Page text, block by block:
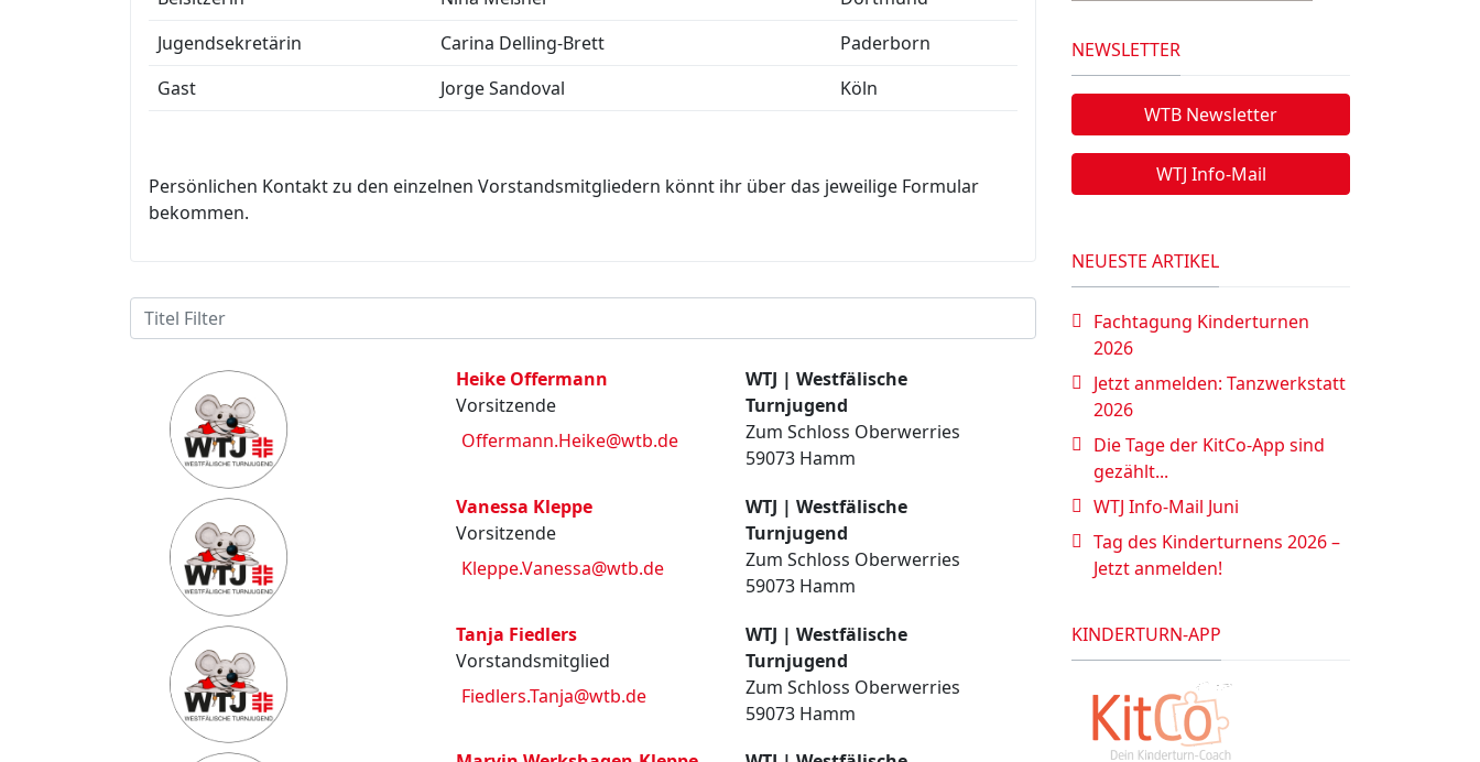
Jugendsekretärin
Carina Delling-Brett
Paderborn
Gast
Jorge Sandoval Köln
Persönlichen Kontakt zu den einzelnen Vorstandsmitgliedern könnt ihr über das jeweilige Formular
bekommen.
Heike Offermann
Vorsitzende
Offermann.Heike@wtb.de
WTJ | Westfälische
Turnjugend
Zum Schloss Oberwerries
59073 Hamm
Vanessa Kleppe
Vorsitzende
Kleppe.Vanessa@wtb.de
WTJ | Westfälische
Turnjugend
Zum Schloss Oberwerries
59073 Hamm
Tanja Fiedlers
Vorstandsmitglied
Fiedlers.Tanja@wtb.de
WTJ | Westfälische
Turnjugend
Zum Schloss Oberwerries
59073 Hamm
NEWSLETTER
WTB Newsletter
WTJ Info-Mail
NEUESTE ARTIKEL
Fachtagung Kinderturnen
2026
Jetzt anmelden: Tanzwerkstatt
2026
Die Tage der KitCo-App sind
gezählt...
WTJ Info-Mail Juni
Tag des Kinderturnens 2026 –
Jetzt anmelden!
KINDERTURN-APP